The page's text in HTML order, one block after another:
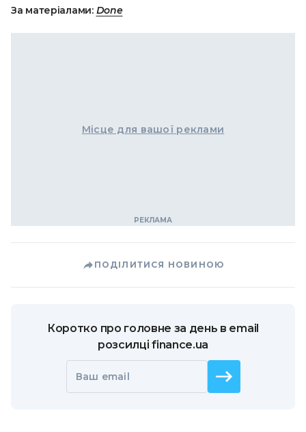
За матеріалами: Done
Місце для вашої реклами
ПОДІЛИТИСЯ НОВИНОЮ
Коротко про головне за день в email
розсилці finance.ua
Ваш email